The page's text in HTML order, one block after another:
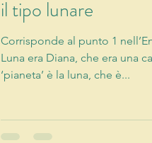
il tipo lunare
Corrisponde al punto 1
Luna era Diana, che era una
‘pianeta’ è la luna, che è...